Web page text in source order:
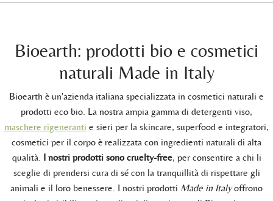
Bioearth: prodotti bio e cosmetici
naturali Made in Italy
Bioearth è un'azienda italiana specializzata in cosmetici naturali e
prodotti eco bio. La nostra ampia gamma di detergenti viso,
maschere rigeneranti e sieri per la skincare, superfood e integratori,
cosmetici per il corpo è realizzata con ingredienti naturali di alta
qualità. I nostri prodotti sono cruelty-free, per consentire a chi li
sceglie di prendersi cura di sé con la tranquillità di rispettare gli
animali e il loro benessere. I nostri prodotti Made in Italyoffrono